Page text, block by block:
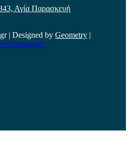
Αγία Παρασκευή
| Designed by Geometry |